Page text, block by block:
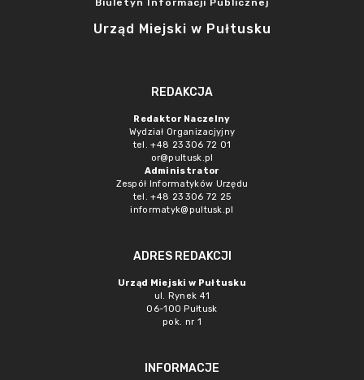
Biuletyn Informacji Publicznej
Urząd Miejski w Pułtusku
REDAKCJA
Redaktor Naczelny
Wydział Organizacjyjny
tel. +48 23 306 72 01
or@pultusk.pl
Administrator
Zespół Informatyków Urzędu
tel. +48 23 306 72 25
informatyk@pultusk.pl
ADRES REDAKCJI
Urząd Miejski w Pułtusku
ul. Rynek 41
06-100 Pułtusk
pok. nr 1
INFORMACJE